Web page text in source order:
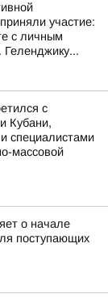
участие:
с личным
с
Кубани,
специалистами
массовой
о начале
поступающих